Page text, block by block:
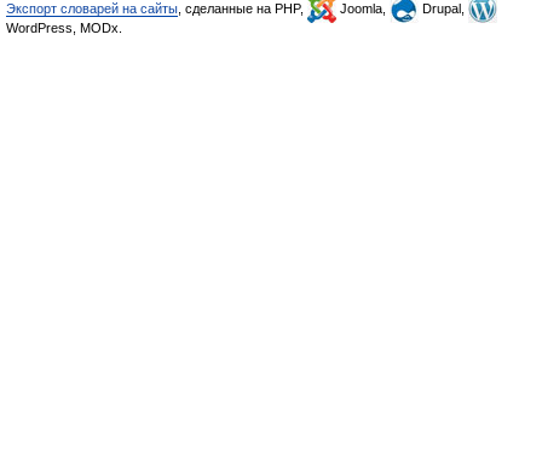
Экспорт словарей на сайты , сделанные на PHP, Joomla,
Drupal,
WordPress, MODx.